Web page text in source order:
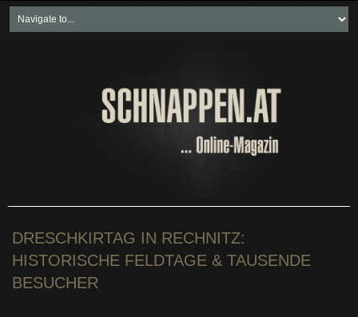
Neueste Beiträge
Soziales & Projekte
DRESCHKIRTAG IN RECHNITZ:
HISTORISCHE FELDTAGE & TAUSENDE
BESUCHER